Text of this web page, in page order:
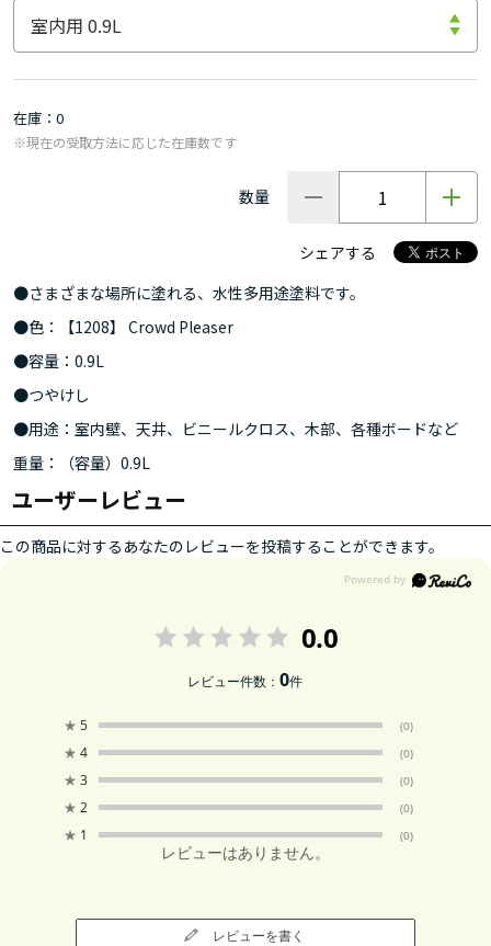
在庫 0
※現在の受取方法に応じた在庫数です
数量
シェアする
●さまざまな場所に塗れる、水性多用途塗料です。
●色：【1208】 Crowd Pleaser
●容量：0.9L
●つやけし
●用途：室内壁、天井、ビニールクロス、木部、各種ボードなど
重量：（容量）0.9L
ユーザーレビュー
この商品に対するあなたのレビューを投稿することができます。
0.0
レビュー件数：0件
★ 5 (0)
★ 4 (0)
★ 3 (0)
★ 2 (0)
★ 1 (0)
レビューはありません。
レビューを書く